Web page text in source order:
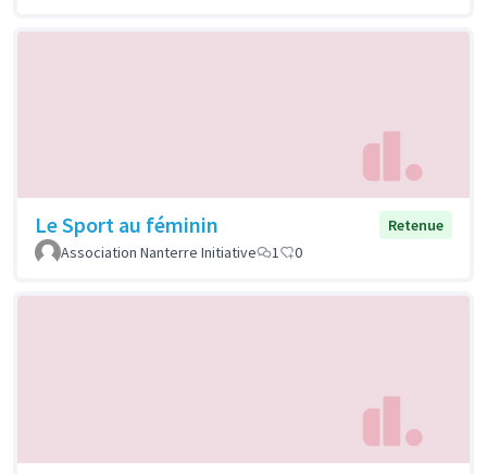
Le Sport au féminin
Retenue
Association Nanterre Initiative
1 0